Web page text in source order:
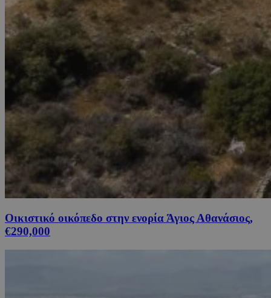
Οικιστικό οικόπεδο στην ενορία Άγιος Αθανάσιος,
€290,000